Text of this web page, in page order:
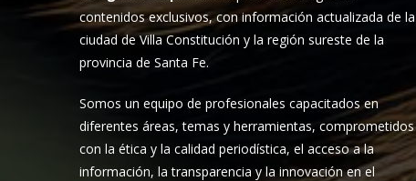
contenidos exclusivos, con información actualizada de la
ciudad de Villa Constitución y la región sureste de la
provincia de Santa Fe.
Somos un equipo de profesionales capacitados en
diferentes áreas, temas y herramientas, comprometidos
con la ética y la calidad periodística, el acceso a la
información, la transparencia y la innovación en el